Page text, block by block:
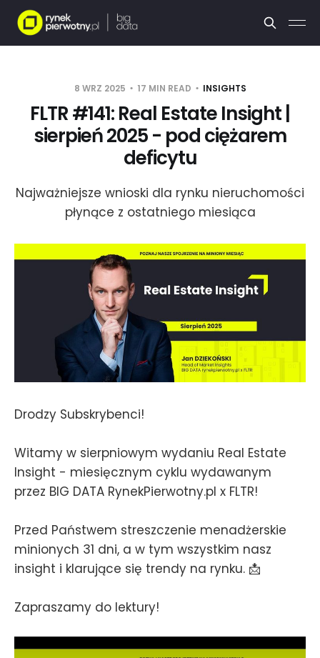
8 WRZ 2025 17 MIN READ INSIGHTS
FLTR #141: Real Estate Insight |
sierpień 2025 - pod ciężarem
deficytu
Najważniejsze wnioski dla rynku nieruchomości
płynące z ostatniego miesiąca
Drodzy Subskrybenci!
Witamy w sierpniowym wydaniu Real Estate
Insight - miesięcznym cyklu wydawanym
przez BIG DATA RynekPierwotny.pl x FLTR!
Przed Państwem streszczenie menadżerskie
minionych 31 dni, a w tym wszystkim nasz
insight i klarujące się trendy na rynku. 📩
Zapraszamy do lektury!